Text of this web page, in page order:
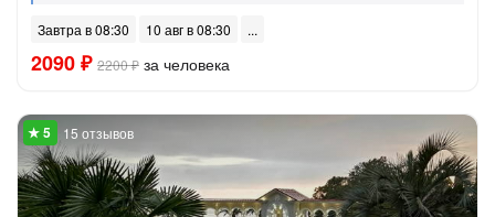
Завтра в 08:30 10 авг в 08:30
2090 ₽ 2200 ₽ за человека
15 отзывов